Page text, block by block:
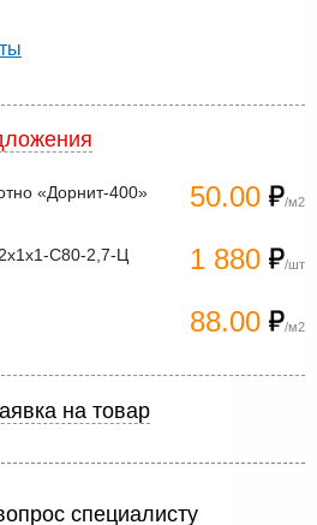
50.00 /м2
«Дорнит-400»
1 880 /шт
С80-2,7-Ц
88.00 /м2
на товар
специалисту